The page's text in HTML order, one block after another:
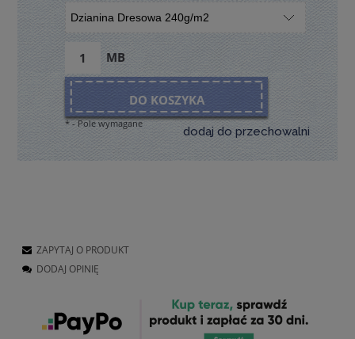
MB
DO KOSZYKA
dodaj do przechowalni
*- Pole wymagane
ZAPYTAJ O PRODUKT
DODAJ OPINIĘ